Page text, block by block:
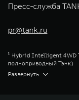
Пресс-служба
pr@tank.ru
¹ Hybrid Intelligent 4WD
полноприводный Тэнк)
² Продажи за период
³ Сити Премиум
Развернуть